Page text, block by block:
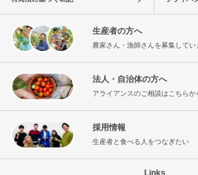
生産者の方へ
農家さん・漁師さんを募集してい
法人・自治体の方へ
アライアンスのご相談はこちらか
採用情報
生産者と食べる人をつなぎたい
Links